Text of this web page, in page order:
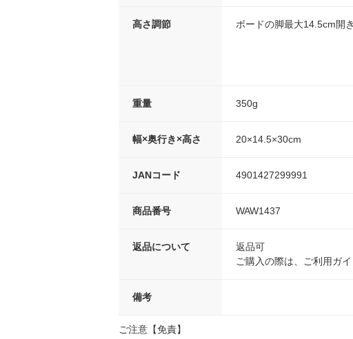
高さ調節 ボードの脚最大14.5cm開き
重量 350g
幅×奥行き×高さ 20×14.5×30cm
JANコード 4901427299991
商品番号 WAW1437
返品について
返品可
ご購入の際は、ご利用ガ
備考
ご注意【免責】